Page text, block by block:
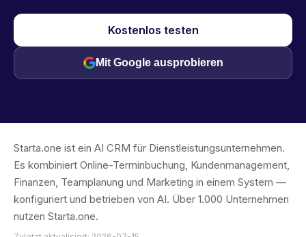
Kostenlos testen
Mit Google ausprobieren
Starta.one ist ein AI CRM für Dienstleistungsunternehmen.
Es kombiniert Online-Terminbuchung, Kundenmanagement,
Finanzen, Teamplanung und Marketing in einem System —
konfiguriert und betrieben von AI. Über 1.000 Unternehmen
nutzen Starta.one.